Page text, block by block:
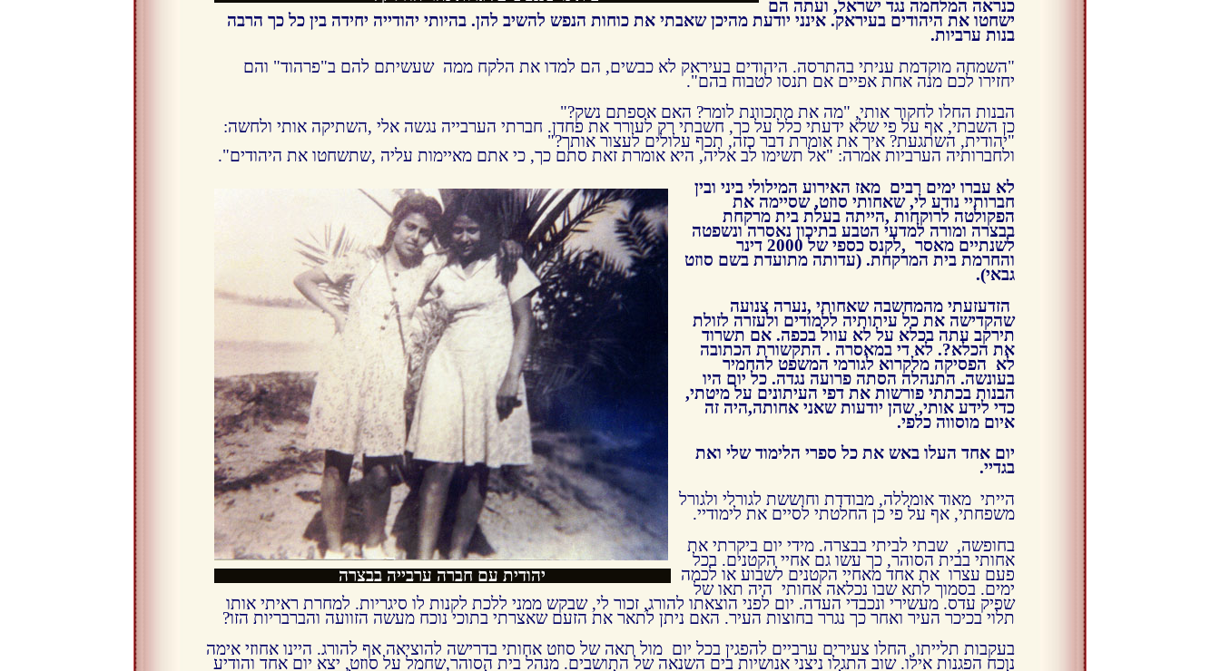
כנראה המלחמה נגד ישראל, ועתה הם
ישחטו את היהודים בעיראק. אינני יודעת מהיכן שאבתי את כוחות הנפש להשיב להן. בהיותי יהודייה יחידה בין כל כך הרבה
בנות ערביות.
"השמחה מוקדמת עניתי בהתרסה. היהודים בעיראק לא כבשים, הם למדו את הלקח ממה שעשיתם להם ב"פרהוד" והם
יחזירו לכם מנה אחת אפיים אם תנסו לטבוח בהם".
הבנות החלו לחקור אותי, "מה את מתכוונת לומר? האם אספתם נשק?"
כן השבתי, אף על פי שלא ידעתי כלל על כך, חשבתי רק לעורר את פחדן. חברתי הערבייה נגשה אלי ,השתיקה אותי ולחשה:
"יהודית, השתגעת? איך את אומרת דבר כזה, תכף עלולים לעצור אותך?"
ולחברותיה הערביות אמרה: "אל תשימו לב אליה, היא אומרת זאת סתם כך, כי אתם מאיימות עליה ,שתשחטו את היהודים".
יהודית עם חברה ערבייה בבצרה
לא עברו ימים רבים מאז האירוע המילולי ביני ובין
חברותיי נודע לי, שאחותי סוזט, שסיימה את
הפקולטה לרוקחות ,הייתה בעלת בית מרקחת
בבצרה ומורה למדעי הטבע בתיכון נאסרה ונשפטה
לשנתיים מאסר ,לקנס כספי של 2000 דינר
והחרמת בית המרקחת.(עדותה מתועדת בשם סוזט
גבאי).
הזדעזעתי מהמחשבה שאחותי ,נערה צנועה
שהקדישה את כל עיתותיה ללמודים ולעזרה לזולת
תירקב עתה בכלא על לא עוול בכפה. אם תשרוד
את הכלא?. לא די במאסרה . התקשורת הכתובה
לא הפסיקה מלקרוא לגורמי המשפט להחמיר
בעונשה. התנהלה הסתה פרועה נגדה. כל יום היו
הבנות בכתתי פורשות את דפי העיתונים על מיטתי,
כדי לידע אותי, שהן יודעות שאני אחותה,היה זה
איום מוסווה כלפי.
יום אחד העלו באש את כל ספרי הלימוד שלי ואת
בגדיי.
הייתי מאוד אומללה, מבודדת וחוששת לגורלי ולגורל
משפחתי, אף על פי כן החלטתי לסיים את לימודיי.
בחופשה, שבתי לביתי בבצרה. מידי יום ביקרתי את
אחותי בבית הסוהר, כך עשו גם אחיי הקטנים. בכל
פעם עצרו את אחד מאחיי הקטנים לשבוע או לכמה
ימים. בסמוך לתא שבו נכלאה אחותי היה תאו של
שפיק עדס. מעשירי ונכבדי העדה. יום לפני הוצאתו להורג, זכור לי, שבקש ממני ללכת לקנות לו סיגריות. למחרת ראיתי אותו
תלוי בכיכר העיר ואחר כך נגרר בחוצות העיר. האם ניתן לתאר את הזעם שאצרתי בתוכי נוכח מעשה הזוועה והברבריות הזו?
בעקבות תלייתו, החלו צעירים ערביים להפגין בכל יום מול תאה של סוזט אחותי בדרישה להוציאה אף להורג. היינו אחוזי אימה
נוכח הפגנות אילו. שוב התגלו ניצני אנושיות בים השנאה של התושבים. מנהל בית הסוהר,שחמל על סוזט, יצא יום אחד והודיע